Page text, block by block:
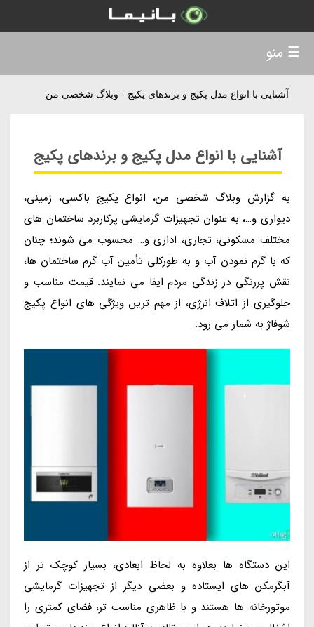
آشنایی با انواع مدل پکیج و برندهای پکیج - وبلاگ شخصی من
آشنایی با انواع مدل پکیج و برندهای پکیج
به گزارش وبلاگ شخصی من، انواع پکیج باکسی، زمینی،
دیواری و…، به عنوان تجهیزات گرمایشی پرکاربرد ساختمان های
مختلف مسکونی، تجاری، اداری و… محسوب می شوند؛ چنان
که با گرم نمودن آب و به طورکلی تأمین آب گرم ساختمان ها،
نقش پررنگی در زندگی مردم ایفا می نمایند. قیمت مناسب و
جلوگیری از اتلاف انرژی، از مهم ترین ویژگی های انواع پکیج
شوفاژ به شمار می رود.
این دستگاه ها بعلاوه به لحاظ ابعادی، بسیار کوچک تر از
آبگرمکن های ایستاده و بعضی دیگر از تجهیزات گرمایشی
موتورخانه ها هستند و با ظاهری مناسب تر، فضای کمتری را
☰ منو